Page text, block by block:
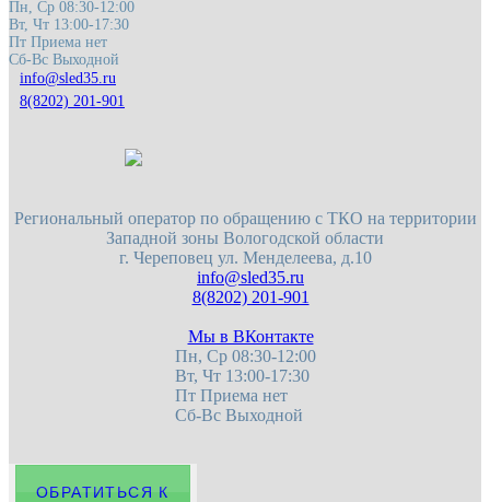
Пн, Ср 08:30-12:00
Вт, Чт 13:00-17:30
Пт Приема нет
Сб-Вс Выходной
8(8202) 201-901
Региональный оператор по обращению с ТКО на территории
Западной зоны Вологодской области
г. Череповец ул. Менделеева, д.10
8(8202) 201-901
Мы в ВКонтакте
Пн, Ср 08:30-12:00
Вт, Чт 13:00-17:30
Пт Приема нет
Сб-Вс Выходной
ОБРАТИТЬСЯ К